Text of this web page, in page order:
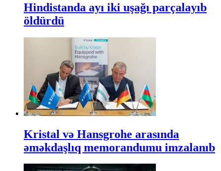
Hindistanda ayı iki uşağı parçalayıb
öldürdü
Kristal və Hansgrohe arasında
əməkdaşlıq memorandumu imzalanıb